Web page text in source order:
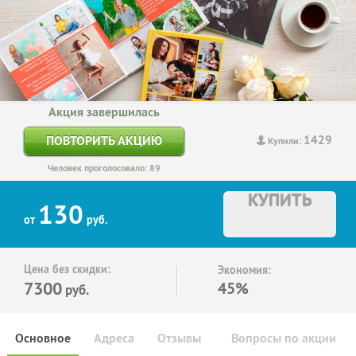
Купили: 1429
Акция завершилась
ПОВТОРИТЬ АКЦИЮ
Человек проголосовало: 89
от 130 руб.
КУПИТЬ
Цена без скидки:
7300 руб.
Экономия:
45%
Основное Отзывы Вопросы по акции
Адреса